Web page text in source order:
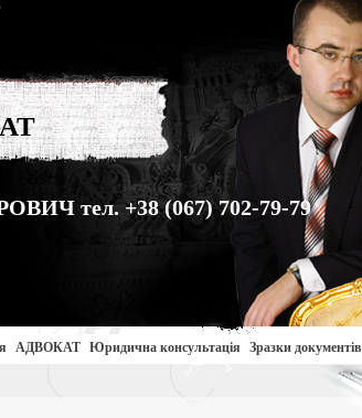
тел. +38 (067) 702-79-79
АДВОКАТ Юридична консультація Зразки документів